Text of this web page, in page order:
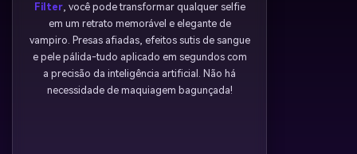
Filter, você pode transformar qualquer selfie
em um retrato memorável e elegante de
vampiro. Presas afiadas, efeitos sutis de sangue
e pele pálida-tudo aplicado em segundos com
a precisão da inteligência artificial. Não há
necessidade de maquiagem bagunçada!